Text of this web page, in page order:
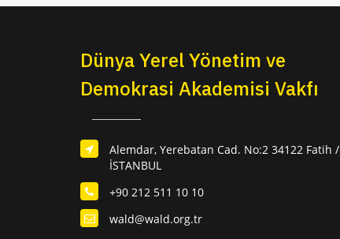
Dünya Yerel Yönetim ve
Demokrasi Akademisi Vakfı
Alemdar, Yerebatan Cad. No:2 34122 Fatih /
İSTANBUL
+90 212 511 10 10
wald@wald.org.tr